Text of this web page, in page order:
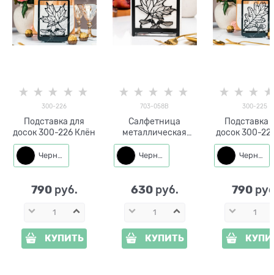
300-226
Подставка для
досок 300-226 Клён
Черный
790 руб.
КУПИТЬ
703-058B
Салфетница
металлическая
703-058 Клён
Черный
630 руб.
КУПИТЬ
300-225
Подставка
досок 300-
Черный
790